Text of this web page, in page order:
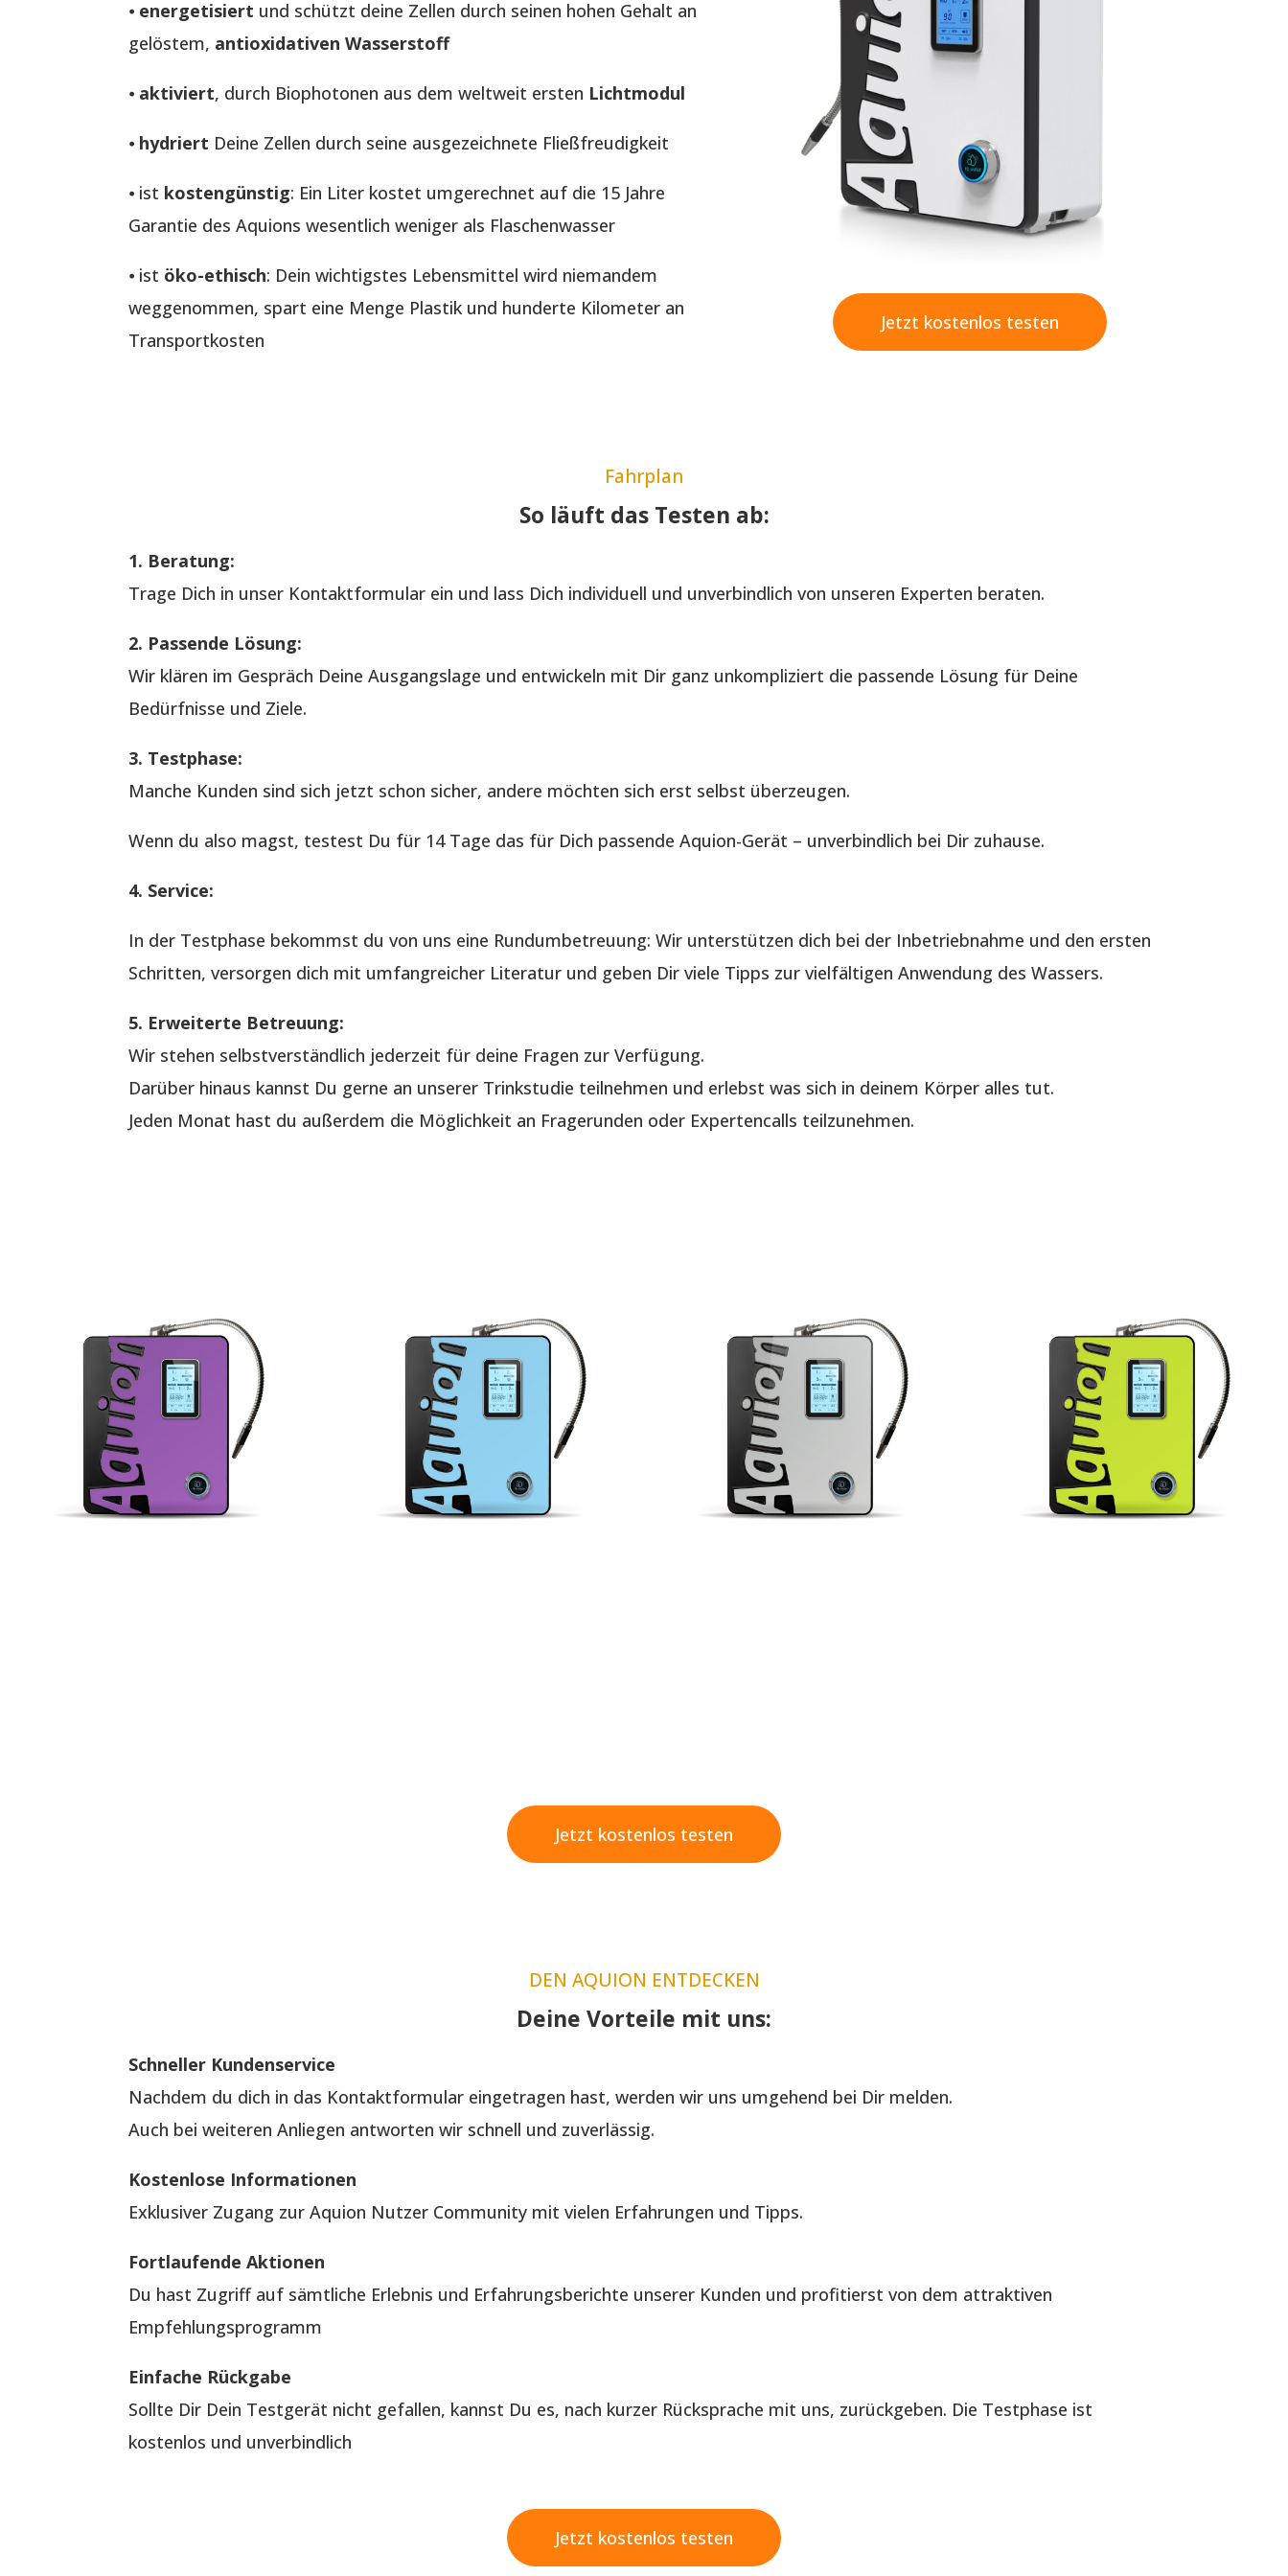
⦁ energetisiert und schützt deine Zellen durch seinen hohen Gehalt an
gelöstem, antioxidativen Wasserstoff
⦁ aktiviert, durch Biophotonen aus dem weltweit ersten Lichtmodul
⦁ hydriert Deine Zellen durch seine ausgezeichnete Fließfreudigkeit
⦁ ist kostengünstig: Ein Liter kostet umgerechnet auf die 15 Jahre
Garantie des Aquions wesentlich weniger als Flaschenwasser
⦁ ist öko-ethisch: Dein wichtigstes Lebensmittel wird niemandem
weggenommen, spart eine Menge Plastik und hunderte Kilometer an
Transportkosten
Jetzt kostenlos testen
Fahrplan
So läuft das Testen ab:
1. Beratung:
Trage Dich in unser Kontaktformular ein und lass Dich individuell und unverbindlich von unseren Experten beraten.
2. Passende Lösung:
Wir klären im Gespräch Deine Ausgangslage und entwickeln mit Dir ganz unkompliziert die passende Lösung für Deine
Bedürfnisse und Ziele.
3. Testphase:
Manche Kunden sind sich jetzt schon sicher, andere möchten sich erst selbst überzeugen.
Wenn du also magst, testest Du für 14 Tage das für Dich passende Aquion-Gerät – unverbindlich bei Dir zuhause.
4. Service:
In der Testphase bekommst du von uns eine Rundumbetreuung: Wir unterstützen dich bei der Inbetriebnahme und den ersten
Schritten, versorgen dich mit umfangreicher Literatur und geben Dir viele Tipps zur vielfältigen Anwendung des Wassers.
5. Erweiterte Betreuung:
Wir stehen selbstverständlich jederzeit für deine Fragen zur Verfügung.
Darüber hinaus kannst Du gerne an unserer Trinkstudie teilnehmen und erlebst was sich in deinem Körper alles tut.
Jeden Monat hast du außerdem die Möglichkeit an Fragerunden oder Expertencalls teilzunehmen.
Jetzt kostenlos testen
DEN AQUION ENTDECKEN
Deine Vorteile mit uns:
Schneller Kundenservice
Nachdem du dich in das Kontaktformular eingetragen hast, werden wir uns umgehend bei Dir melden.
Auch bei weiteren Anliegen antworten wir schnell und zuverlässig.
Kostenlose Informationen
Exklusiver Zugang zur Aquion Nutzer Community mit vielen Erfahrungen und Tipps.
Fortlaufende Aktionen
Du hast Zugriff auf sämtliche Erlebnis und Erfahrungsberichte unserer Kunden und profitierst von dem attraktiven
Empfehlungsprogramm
Einfache Rückgabe
Sollte Dir Dein Testgerät nicht gefallen, kannst Du es, nach kurzer Rücksprache mit uns, zurückgeben. Die Testphase ist
kostenlos und unverbindlich
Jetzt kostenlos testen